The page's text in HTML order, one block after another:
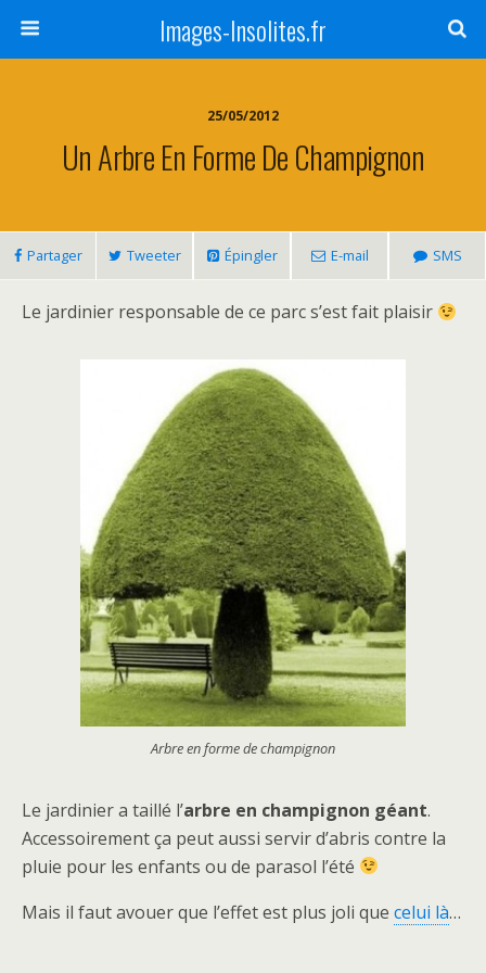
Images-Insolites.fr
25/05/2012
Un Arbre En Forme De Champignon
Partager Tweeter Épingler E-mail SMS
Le jardinier responsable de ce parc s’est fait plaisir
Arbre en forme de champignon
Le jardinier a taillé l’arbre en champignon géant.
Accessoirement ça peut aussi servir d’abris contre la
pluie pour les enfants ou de parasol l’été
Mais il faut avouer que l’effet est plus joli que celui là…